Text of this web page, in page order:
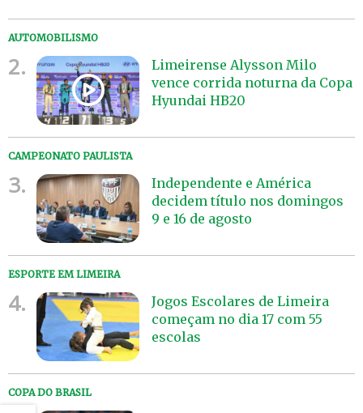
AUTOMOBILISMO
2.
Limeirense Alysson Milo
vence corrida noturna da Copa
Hyundai HB20
CAMPEONATO PAULISTA
3.
Independente e América
decidem título nos domingos
9 e 16 de agosto
ESPORTE EM LIMEIRA
4.
Jogos Escolares de Limeira
começam no dia 17 com 55
escolas
COPA DO BRASIL